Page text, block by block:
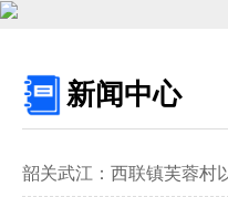
新闻中心
韶关武江：西联镇芙蓉村